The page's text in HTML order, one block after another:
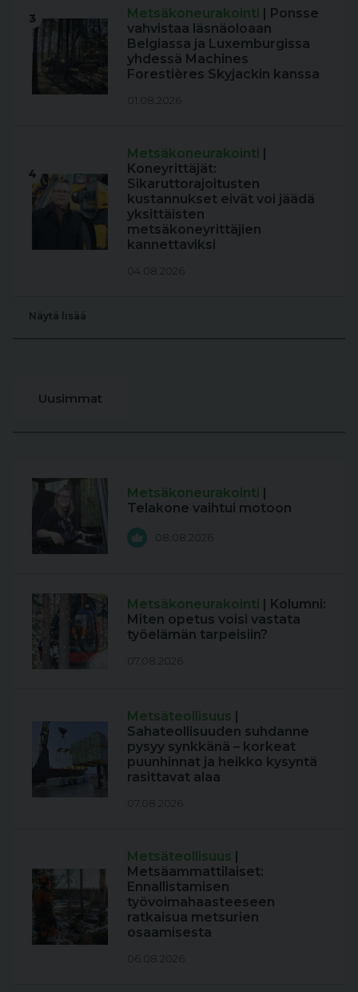
3 Metsäkoneurakointi | Ponsse
vahvistaa läsnäoloaan
Belgiassa ja Luxemburgissa
yhdessä Machines
Forestières Skyjackin kanssa
01.08.2026
4
Metsäkoneurakointi |
Koneyrittäjät:
Sikaruttorajoitusten
kustannukset eivät voi jäädä
yksittäisten
metsäkoneyrittäjien
kannettaviksi
04.08.2026
Näytä lisää
Uusimmat
Metsäkoneurakointi |
Telakone vaihtui motoon
08.08.2026
Metsäkoneurakointi | Kolumni:
Miten opetus voisi vastata
työelämän tarpeisiin?
07.08.2026
Metsäteollisuus |
Sahateollisuuden suhdanne
pysyy synkkänä – korkeat
puunhinnat ja heikko kysyntä
rasittavat alaa
07.08.2026
Metsäteollisuus |
Metsäammattilaiset:
Ennallistamisen
työvoimahaasteeseen
ratkaisua metsurien
osaamisesta
06.08.2026